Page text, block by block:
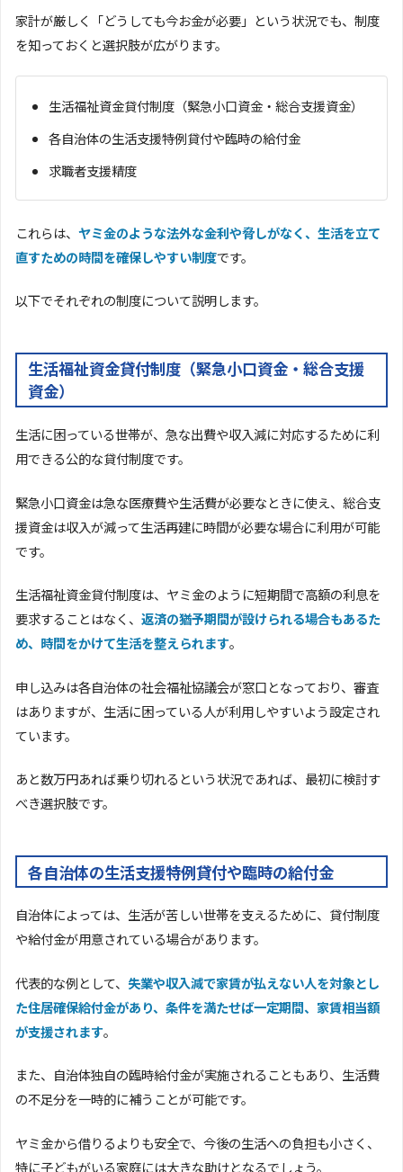
家計が厳しく「どうしても今お金が必要」という状況でも、制度
を知っておくと選択肢が広がります。
生活福祉資金貸付制度（緊急小口資金・総合支援資金）
各自治体の生活支援特例貸付や臨時の給付金
求職者支援精度
これらは、 ヤミ金のような法外な金利や脅しがなく、生活を立て
直すための時間を確保しやすい制度です。
以下でそれぞれの制度について説明します。
生活福祉資金貸付制度（緊急小口資金・総合支援
資金）
生活に困っている世帯が、急な出費や収入減に対応するために利
用できる公的な貸付制度です。
緊急小口資金は急な医療費や生活費が必要なときに使え、総合支
援資金は収入が減って生活再建に時間が必要な場合に利用が可能
です。
生活福祉資金貸付制度は、ヤミ金のように短期間で高額の利息を
要求することはなく、 返済の猶予期間が設けられる場合もあるた
め、時間をかけて生活を整えられます。
申し込みは各自治体の社会福祉協議会が窓口となっており、審査
はありますが、生活に困っている人が利用しやすいよう設定され
ています。
あと数万円あれば乗り切れるという状況であれば、最初に検討す
べき選択肢です。
各自治体の生活支援特例貸付や臨時の給付金
自治体によっては、生活が苦しい世帯を支えるために、貸付制度
や給付金が用意されている場合があります。
代表的な例として、 失業や収入減で家賃が払えない人を対象とし
た住居確保給付金があり、条件を満たせば一定期間、家賃相当額
が支援されます。
また、自治体独自の臨時給付金が実施されることもあり、生活費
の不足分を一時的に補うことが可能です。
ヤミ金から借りるよりも安全で、今後の生活への負担も小さく、
特に子どもがいる家庭には大きな助けとなるでしょう。